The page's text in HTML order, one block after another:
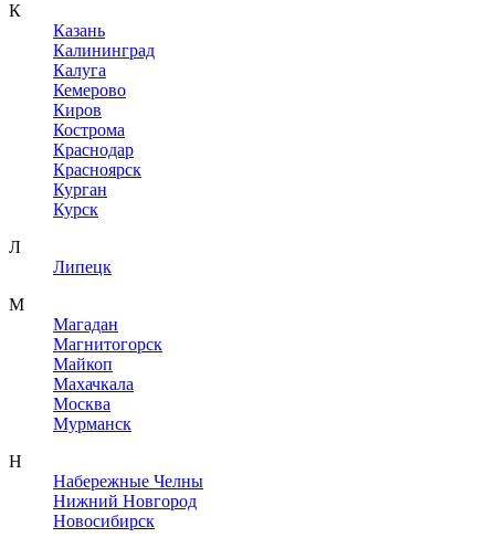
К
Казань
Калининград
Калуга
Кемерово
Киров
Кострома
Краснодар
Красноярск
Курган
Курск
Л
Липецк
М
Магадан
Магнитогорск
Майкоп
Махачкала
Москва
Мурманск
Н
Набережные Челны
Нижний Новгород
Новосибирск